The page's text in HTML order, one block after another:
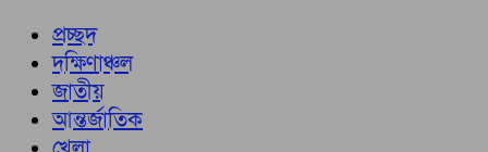
প্রচ্ছদ
দক্ষিণাঞ্চল
জাতীয়
আন্তর্জাতিক